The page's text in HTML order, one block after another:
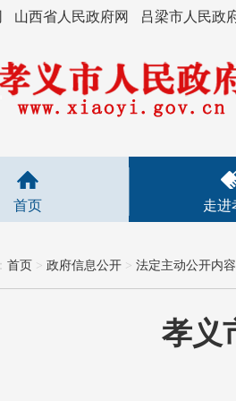
山西省人民政府网 吕梁市人民政
首页 走进
首页 > 政府信息公开 > 法定主动公开内容
孝义